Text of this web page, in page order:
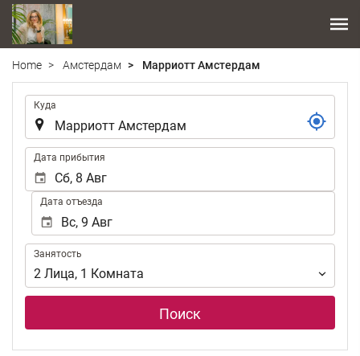
Home Амстердам Марриотт Амстердам
Куда
Дата прибытия
Дата отъезда
Занятость
Занятость
2 Лица, 1 Комната
Поиск